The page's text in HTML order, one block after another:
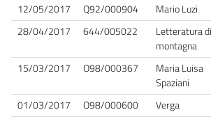
12/05/2017 Q92/000904 Mario Luzi
28/04/2017
644/005022
Letteratura di
montagna
15/03/2017 O98/000367
Maria Luisa
Spaziani
01/03/2017 O98/000600 Verga